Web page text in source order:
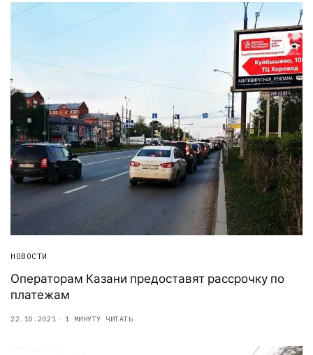
НОВОСТИ
Операторам Казани предоставят рассрочку по
платежам
22.10.2021 1 МИНУТУ ЧИТАТЬ